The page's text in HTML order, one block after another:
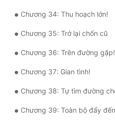
Xuyên Thư
Điền Văn
Đô Thị
Đông Phương
Đông Phương Huyền Huyễn
Đồng Nhân
Chương 34: Thu hoạch lớn!
Chương 35: Trở lại chốn cũ
Chương 36: Trên đường gặp!
Chương 37: Gian tình!
Chương 38: Tự tìm đường
Chương 39: Toàn bộ đẩy